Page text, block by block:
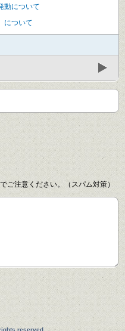
動について
について
ご注意ください。（スパム対策）
reserved.